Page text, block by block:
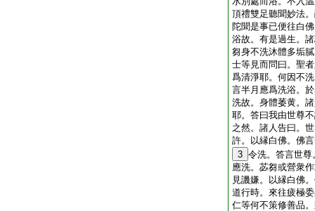
頂禮雙足聽聞妙法
陀聞是事已便往白
浴故。有是過生。
芻身不洗沐體多垢
士等見而問曰。聖
爲清淨耶。何因不
言半月應爲洗浴。
洗故。身體萎黄。
耶。答曰我由世尊
之然。諸人告曰。
許。以縁白佛。佛
3 令洗。答言世
應洗。苾芻或營衆
見譏嫌。以縁白佛
道行時。來往疲極
仁等何不策修善品